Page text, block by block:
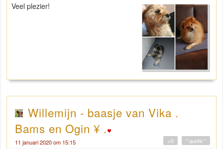
Veel plezier!
Willemijn - baasje van Vika .
Bams en Ogin ¥ .
11 januari 2020 om 15:15 " quote "
+0